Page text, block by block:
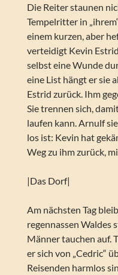
Die Reiter staunen
Tempelritter in
einem kurzen, aber
verteidigt Kevin
selbst eine Wunde
eine List hängt er sie
Estrid zurück. Ihm
Sie trennen sich,
laufen kann. Arnulf
los ist: Kevin hat
Weg zu ihm zurück,
|Das Dorf|
Am nächsten Tag
regennassen Waldes
Männer tauchen auf.
er sich von „Cedric“
Reisenden harmlos